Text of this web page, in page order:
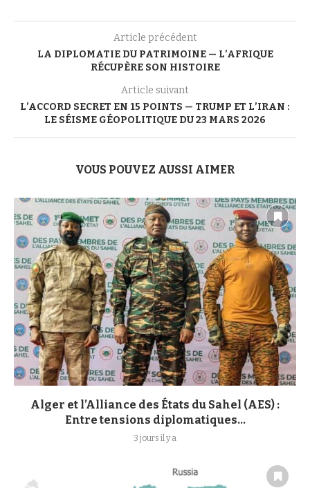
Article précédent
LA DIPLOMATIE DU PATRIMOINE — L’AFRIQUE
RÉCUPÈRE SON HISTOIRE
Article suivant
L’ACCORD SECRET EN 15 POINTS — TRUMP ET L’IRAN :
LE SÉISME GÉOPOLITIQUE DU 23 MARS 2026
VOUS POUVEZ AUSSI AIMER
Alger et l’Alliance des États du Sahel (AES) :
Entre tensions diplomatiques...
3 jours il y a